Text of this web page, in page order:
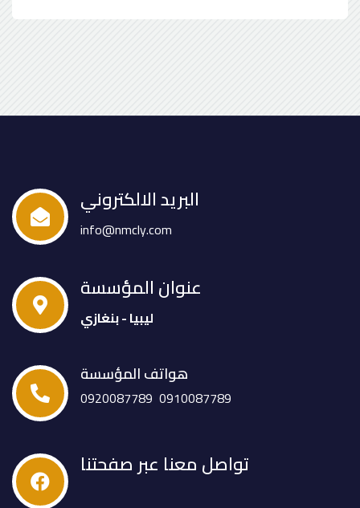
البريد الالكتروني
info@nmcly.com
عنوان المؤسسة
ليبيا - بنغازي
هواتف المؤسسة
0910087789
0920087789
تواصل معنا عبر صفحتنا